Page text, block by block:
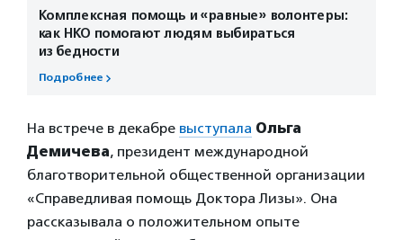
Комплексная помощь и «равные» волонтеры:
как НКО помогают людям выбираться
из бедности
Подробнее
На встрече в декабре выступала Ольга
Демичева, президент международной
благотворительной общественной организации
«Справедливая помощь Доктора Лизы». Она
рассказывала о положительном опыте